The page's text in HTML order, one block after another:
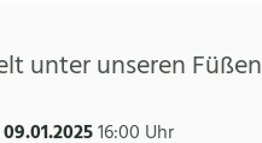
unter unseren Füßen
09.01.202516:00 Uhr